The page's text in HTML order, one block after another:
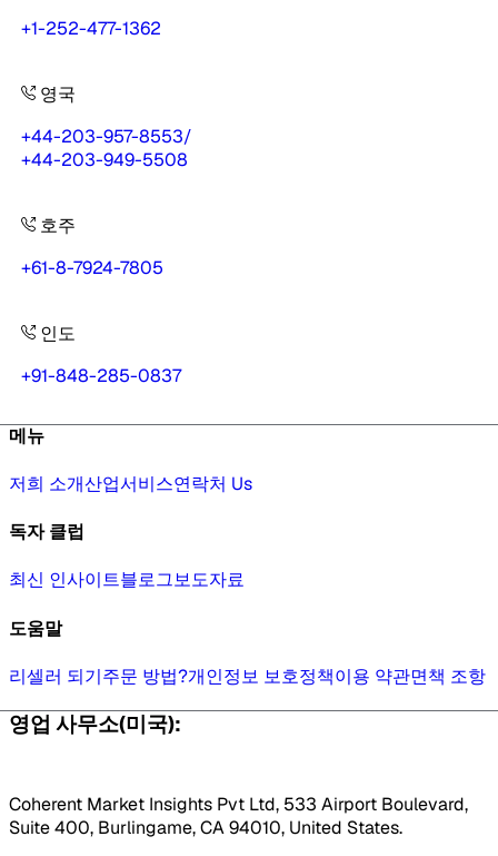
+1-252-477-1362
영국
+44-203-957-8553/
+44-203-949-5508
호주
+61-8-7924-7805
인도
+91-848-285-0837
메뉴
저희 소개산업서비스연락처 Us
독자 클럽
최신 인사이트블로그보도자료
도움말
리셀러 되기주문 방법?개인정보 보호정책이용 약관면책 조항
영업 사무소(미국):
Coherent Market Insights Pvt Ltd, 533 Airport Boulevard,
Suite 400, Burlingame, CA 94010, United States.